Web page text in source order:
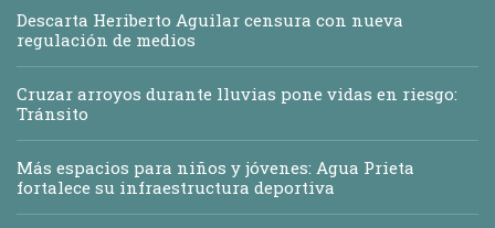
Descarta Heriberto Aguilar censura con nueva
regulación de medios
Cruzar arroyos durante lluvias pone vidas en riesgo:
Tránsito
Más espacios para niños y jóvenes: Agua Prieta
fortalece su infraestructura deportiva